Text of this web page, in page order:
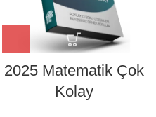
2025 Matematik Çok
Kolay